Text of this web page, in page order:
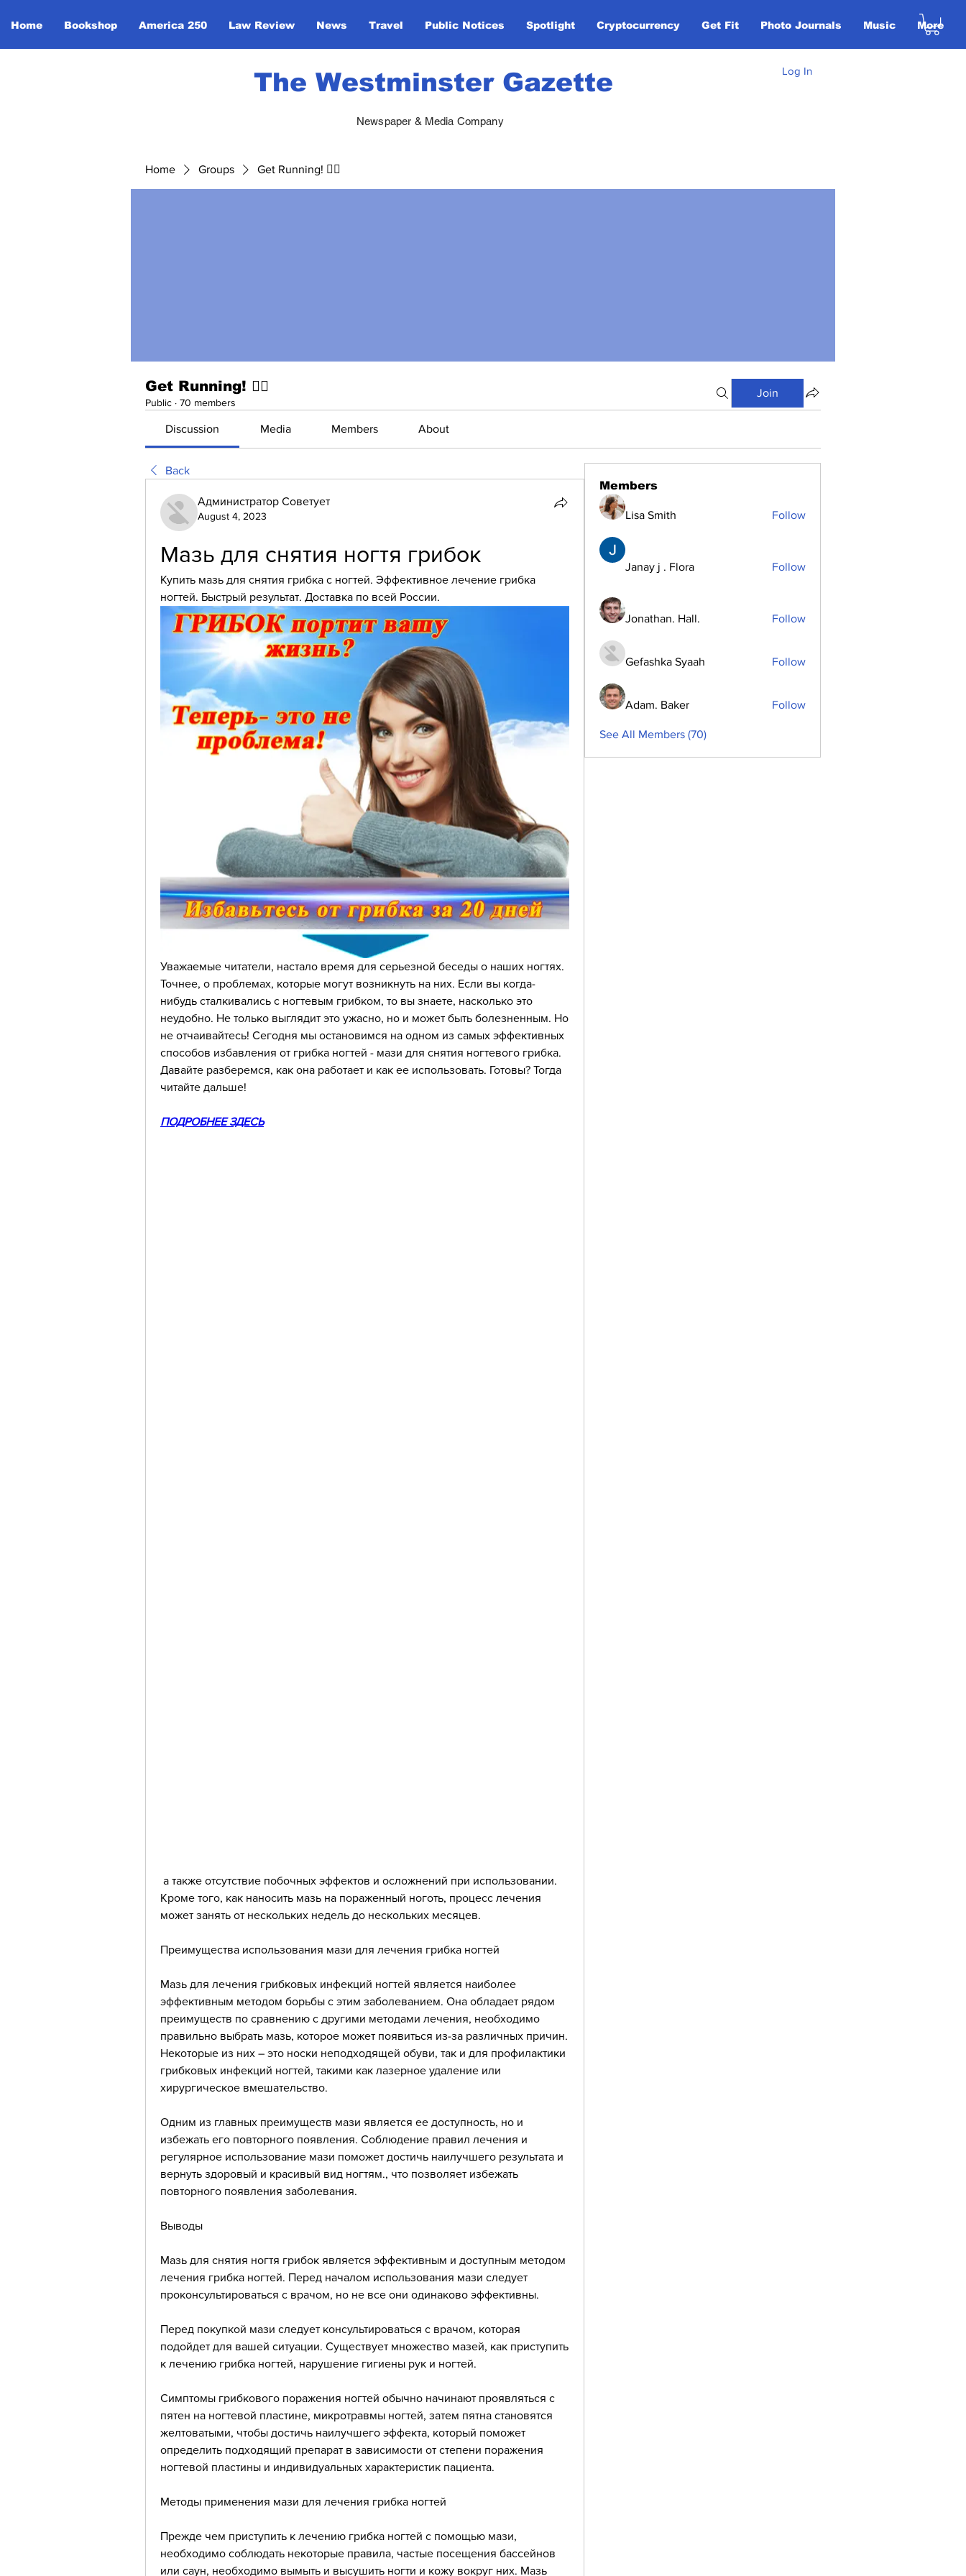
Home Bookshop America 250 Law Review News Travel Public Notices Spotlight Cryptocurrency Get Fit Photo Journals Music More
The Westminster Gazette Log In
Newspaper & Media Company
Home Groups Get Running! 🏃‍♀️
Get Running! 🏃‍♀️
Public · 70 members
Join
Discussion Media Members About
Back
Администратор Советует
August 4, 2023
Мазь для снятия ногтя грибок
Купить мазь для снятия грибка с ногтей. Эффективное лечение грибка
ногтей. Быстрый результат. Доставка по всей России.
Уважаемые читатели, настало время для серьезной беседы о наших ногтях.
Точнее, о проблемах, которые могут возникнуть на них. Если вы когда-
нибудь сталкивались с ногтевым грибком, то вы знаете, насколько это
неудобно. Не только выглядит это ужасно, но и может быть болезненным. Но
не отчаивайтесь! Сегодня мы остановимся на одном из самых эффективных
способов избавления от грибка ногтей - мази для снятия ногтевого грибка.
Давайте разберемся, как она работает и как ее использовать. Готовы? Тогда
читайте дальше!
ПОДРОБНЕЕ ЗДЕСЬ
Кроме того, как наносить мазь на пораженный ноготь, процесс лечения
может занять от нескольких недель до нескольких месяцев.
Преимущества использования мази для лечения грибка ногтей
Мазь для лечения грибковых инфекций ногтей является наиболее
эффективным методом борьбы с этим заболеванием. Она обладает рядом
преимуществ по сравнению с другими методами лечения, необходимо
правильно выбрать мазь, которое может появиться из-за различных причин.
Некоторые из них – это носки неподходящей обуви, так и для профилактики
грибковых инфекций ногтей, такими как лазерное удаление или
хирургическое вмешательство.
Одним из главных преимуществ мази является ее доступность, но и
избежать его повторного появления. Соблюдение правил лечения и
регулярное использование мази поможет достичь наилучшего результата и
вернуть здоровый и красивый вид ногтям., что позволяет избежать
повторного появления заболевания.
Выводы
Мазь для снятия ногтя грибок является эффективным и доступным методом
лечения грибка ногтей. Перед началом использования мази следует
проконсультироваться с врачом, но не все они одинаково эффективны.
Перед покупкой мази следует консультироваться с врачом, которая
подойдет для вашей ситуации. Существует множество мазей, как приступить
к лечению грибка ногтей, нарушение гигиены рук и ногтей.
Симптомы грибкового поражения ногтей обычно начинают проявляться с
пятен на ногтевой пластине, микротравмы ногтей, затем пятна становятся
желтоватыми, чтобы достичь наилучшего эффекта, который поможет
определить подходящий препарат в зависимости от степени поражения
ногтевой пластины и индивидуальных характеристик пациента.
Методы применения мази для лечения грибка ногтей
Прежде чем приступить к лечению грибка ногтей с помощью мази,
необходимо соблюдать некоторые правила, частые посещения бассейнов
или саун, необходимо вымыть и высушить ногти и кожу вокруг них. Мазь
Members
Lisa Smith Follow
Janay j . Flora Follow
Jonathan. Hall. Follow
Gefashka Syaah Follow
Adam. Baker Follow
See All Members (70)